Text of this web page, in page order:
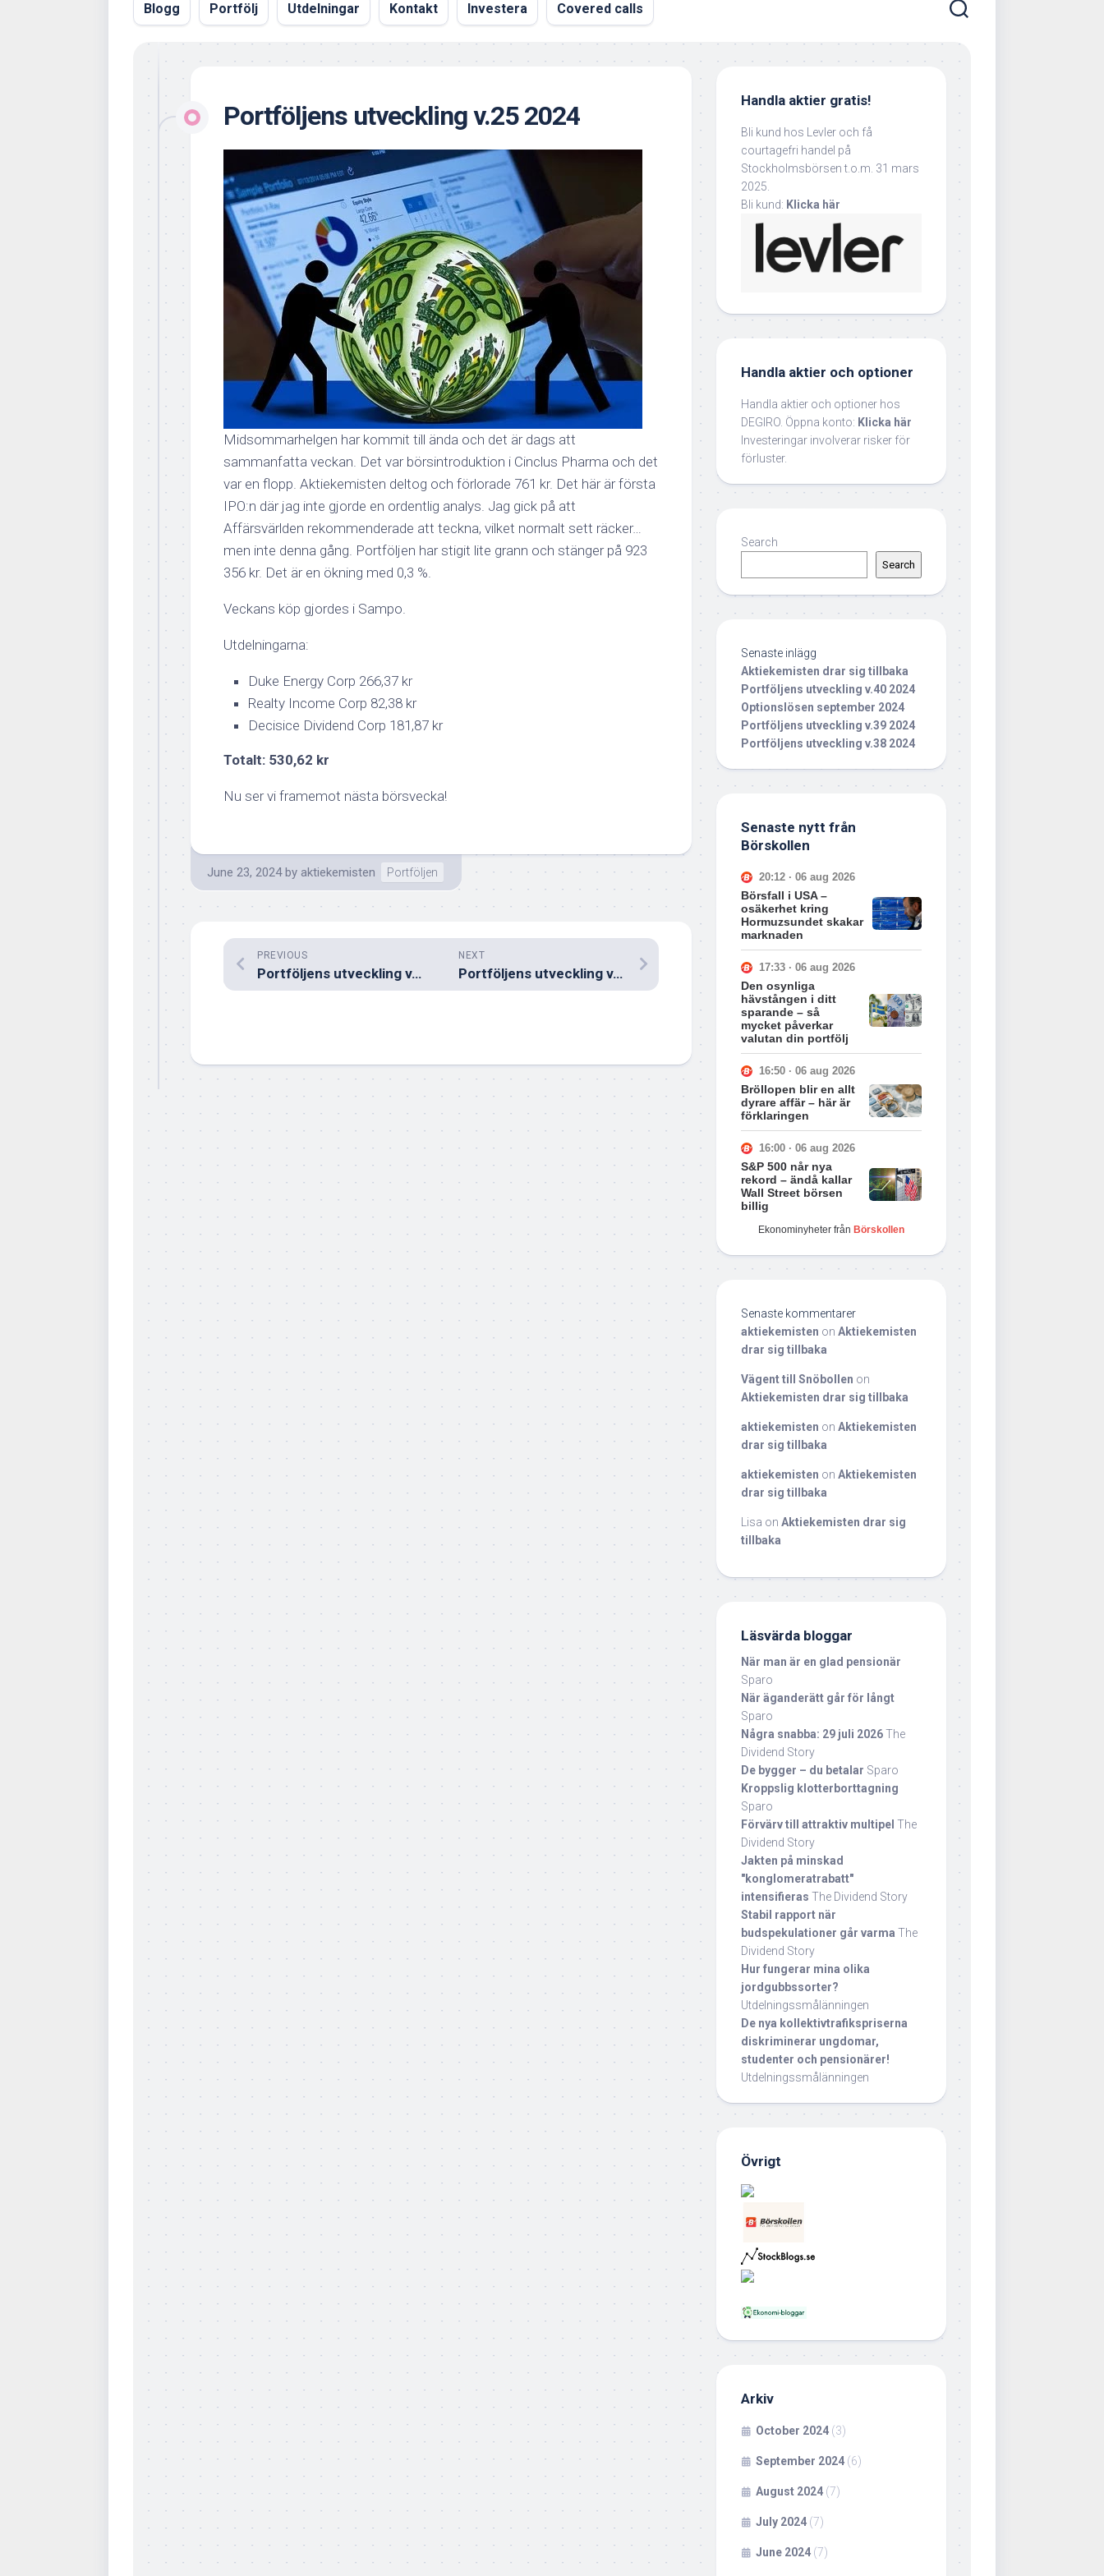
Blogg Portfölj Utdelningar Kontakt Investera Covered calls
Portföljens utveckling v.25 2024
Midsommarhelgen har kommit till ända och det är dags att
sammanfatta veckan. Det var börsintroduktion i Cinclus Pharma och det
var en flopp. Aktiekemisten deltog och förlorade 761 kr. Det här är första
IPO:n där jag inte gjorde en ordentlig analys. Jag gick på att
Affärsvärlden rekommenderade att teckna, vilket normalt sett räcker…
men inte denna gång. Portföljen har stigit lite grann och stänger på 923
356 kr. Det är en ökning med 0,3 %.
Veckans köp gjordes i Sampo.
Utdelningarna:
Duke Energy Corp 266,37 kr
Realty Income Corp 82,38 kr
Decisice Dividend Corp 181,87 kr
Totalt: 530,62 kr
Nu ser vi framemot nästa börsvecka!
June 23, 2024 by aktiekemisten Portföljen
NEXT
Portföljens utveckling v.26 2024
PREVIOUS
Portföljens utveckling v.24 2024
Handla aktier gratis!
Bli kund hos Levler och få
courtagefri handel på
Stockholmsbörsen t.o.m. 31 mars
2025.
Bli kund: Klicka här
Handla aktier och optioner
Handla aktier och optioner hos
DEGIRO. Öppna konto: Klicka här
Investeringar involverar risker för
förluster.
Search
Search
Senaste inlägg
Aktiekemisten drar sig tillbaka
Portföljens utveckling v.40 2024
Optionslösen september 2024
Portföljens utveckling v.39 2024
Portföljens utveckling v.38 2024
Senaste nytt från
Börskollen
20:12 · 06 aug 2026
Börsfall i USA –
osäkerhet kring
Hormuzsundet skakar
marknaden
17:33 · 06 aug 2026
Den osynliga
hävstången i ditt
sparande – så
mycket påverkar
valutan din portfölj
16:50 · 06 aug 2026
Bröllopen blir en allt
dyrare affär – här är
förklaringen
16:00 · 06 aug 2026
S&P 500 når nya
rekord – ändå kallar
Wall Street börsen
billig
Ekonominyheter från Börskollen
Senaste kommentarer
aktiekemisten on Aktiekemisten
drar sig tillbaka
Vägent till Snöbollen on
Aktiekemisten drar sig tillbaka
aktiekemisten on Aktiekemisten
drar sig tillbaka
aktiekemisten on Aktiekemisten
drar sig tillbaka
Lisa on Aktiekemisten drar sig
tillbaka
Läsvärda bloggar
När man är en glad pensionär
Sparo
När äganderätt går för långt
Sparo
Några snabba: 29 juli 2026The
Dividend Story
De bygger – du betalar Sparo
Kroppslig klotterborttagning
Sparo
Förvärv till attraktiv multipel The
Dividend Story
Jakten på minskad
"konglomeratrabatt"
intensifieras The Dividend Story
Stabil rapport när
budspekulationer går varma The
Dividend Story
Hur fungerar mina olika
jordgubbssorter?
Utdelningssmålänningen
De nya kollektivtrafikspriserna
diskriminerar ungdomar,
studenter och pensionärer!
Utdelningssmålänningen
Övrigt
Arkiv
October 2024 (3)
September 2024 (6)
August 2024 (7)
July 2024 (7)
June 2024 (7)